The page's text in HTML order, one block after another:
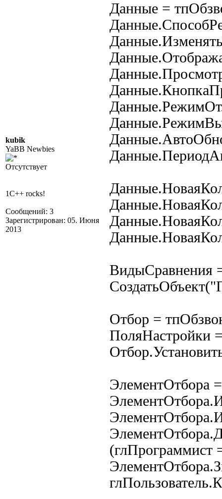
kubik
YaBB Newbies
Отсутствует
1C++ rocks!
Сообщений: 3
Зарегистрирован: 05. Июня
2013
Данные =
ВидыСравнения
Отбор =
ПоляНастройки
ЭлементОтбора
(глПрограммист